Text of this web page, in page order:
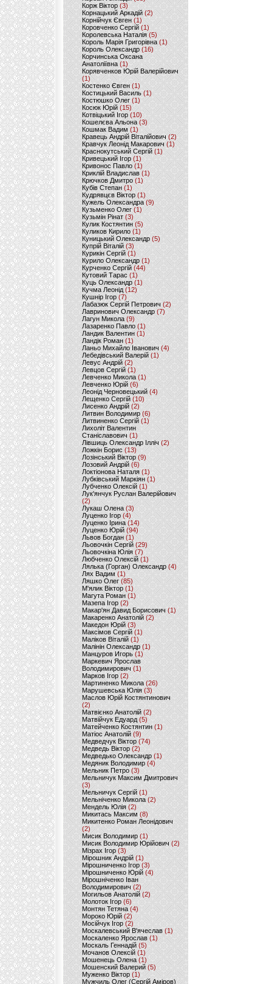
Корж Віктор (3)
Корнацький Аркадій (2)
Корнійчук Євген (1)
Коровченко Сергій (1)
Королевська Наталія(5)
Король Марія Григорівна (1)
Король Олександр (16)
Корчинська Оксана
Анатоліївна (1)
Корявченков Юрій Валерійович
(1)
Костенко Євген (1)
Костицький Василь (1)
Костюшко Олег (1)
Косюк Юрій (15)
Котвіцький Ігор (10)
Кошелєва Альона(3)
Кошмак Вадим (1)
Кравець Андрій Віталійович (2)
Кравчук Леонід Макарович (1)
Краснокутський Сергій (1)
Кривецький Ігор (1)
Кривонос Павло (1)
Криклій Владислав (1)
Крючков Дмитро(1)
Кубів Степан(1)
Кудрявцєв Віктор (1)
Кужель Олександра (9)
Кузьменко Олег (1)
Кузьмін Рінат(3)
Кулик Костянтин(5)
Куликов Кирило (1)
Куницький Олександр (5)
Купрій Віталій (3)
Курикін Сергій(1)
Курило Олександр (1)
Курченко Сергій (44)
Кутовий Тарас (1)
Куць Олександр (1)
Кучма Леонід (12)
Кушнір Ігор(7)
Лабазюк Сергій Петрович (2)
Лавринович Олександр(7)
Лагун Микола(9)
Лазаренко Павло (1)
Ландик Валентин (1)
Ландік Роман (1)
Ланьо Михайло Іванович(4)
Лебедівський Валерій(1)
Левус Андрій(2)
Левцов Сергій (1)
Левченко Микола (1)
Левченко Юрій (6)
Леонід Черновецький (4)
Лещенко Сергій (10)
Лисенко Андрій (2)
Литвин Володимир (6)
Литвиненко Сергій (1)
Лихоліт Валентин
Станіславович (1)
Лівшиць Олександр Ілліч (2)
Ложкін Борис(13)
Лозінський Віктор(9)
Лозовий Андрій (6)
Локтіонова Наталя (1)
Лубківський Маркіян(1)
Лубченко Олексій (1)
Лук'янчук Руслан Валерійович
(2)
Лукаш Олена (3)
Луценко Ігор (4)
Луценко Ірина (14)
Луценко Юрій (94)
Львов Богдан (1)
Льовочкін Сергій (29)
Льовочкіна Юлія(7)
Любченко Олексій(1)
Лялька (Горган) Олександр(4)
Лях Вадим (1)
Ляшко Олег (85)
М'ялик Віктор(1)
Магута Роман(1)
Мазепа Ігор (2)
Макар'ян Давид Борисович(1)
Макаренко Анатолій (2)
Македон Юрій(3)
Максімов Сергій (1)
Маліков Віталій (1)
Малінін Олександр (1)
Манцуров Игорь (1)
Маркевич Ярослав
Володимирович (1)
Марков Ігор (2)
Мартиненко Микола (26)
Марушевська Юлія (3)
Маслов Юрій Костянтинович
(2)
Матвієнко Анатолій (2)
Матвійчук Едуард(5)
Матейченко Костянтин (1)
Матіос Анатолій (9)
Медведчук Віктор(74)
Медведь Віктор (2)
Медведько Олександр (1)
Медяник Володимир(4)
Мельник Петро (3)
Мельничук Максим Дмитрович
(3)
Мельничук Сергій (1)
Мельніченко Микола (2)
Мендель Юлія (2)
Микитась Максим (8)
Микитенко Роман Леонідович
(2)
Мисик Володимир (1)
Мисик Володимир Юрійович(2)
Мізрах Ігор(3)
Мірошник Андрій(1)
Мірошниченко Ігор (3)
Мірошниченко Юрій(4)
Мірошніченко Іван
Володимирович (2)
Могильов Анатолій (2)
Молоток Ігор (6)
Монтян Тетяна (4)
Мороко Юрій(2)
Мосійчук Ігор (2)
Москалевський В'ячеслав (1)
Москаленко Ярослав (1)
Москаль Геннадій (5)
Мочанов Олексій(1)
Мошенець Олена(1)
Мошенский Валерий (5)
Муженко Віктор (1)
Мужчиль Олег (Сергій Аміров)